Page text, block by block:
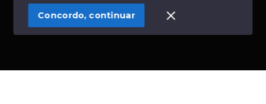
SITE PARA IMOBILIARIA
Concordo, continuar